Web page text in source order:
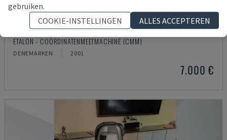
DERBY 454
ETALON - COÖRDINATENMEETMACHINE (CMM)
DENEMARKEN 2001
7.000 €
gebruiken.
COOKIE-INSTELLINGEN
ALLES ACCEPTEREN